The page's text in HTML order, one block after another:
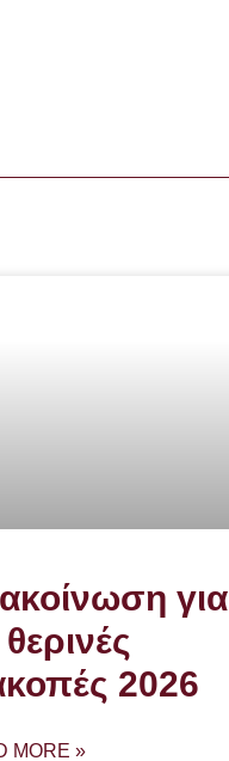
για
θερινές
2026
MORE »